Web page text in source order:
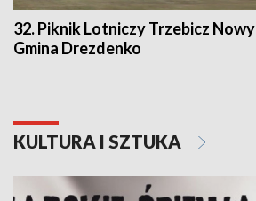
32. Piknik Lotniczy Trzebicz Nowy
Gmina Drezdenko
KULTURA I SZTUKA